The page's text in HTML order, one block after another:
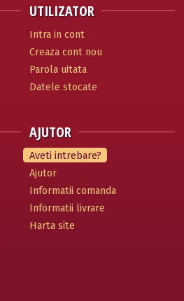
UTILIZATOR
Intra in cont
Creaza cont nou
Parola uitata
Datele stocate
AJUTOR
Aveti intrebare?
Ajutor
Informatii comanda
Informatii livrare
Harta site